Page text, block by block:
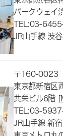
パークウェイ
TEL:03-
JR山手線 渋
〒160-0023
東京都新宿区
共栄ビル6階
TEL:03-
JR山手線 新